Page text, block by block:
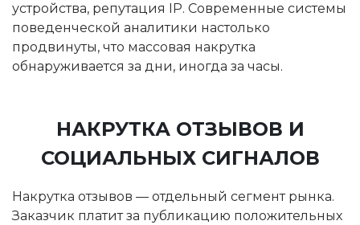
устройства, репутация IP. Современные системы
поведенческой аналитики настолько
продвинуты, что массовая накрутка
обнаруживается за дни, иногда за часы.
НАКРУТКА ОТЗЫВОВ И
СОЦИАЛЬНЫХ СИГНАЛОВ
Накрутка отзывов — отдельный сегмент рынка.
Заказчик платит за публикацию положительных